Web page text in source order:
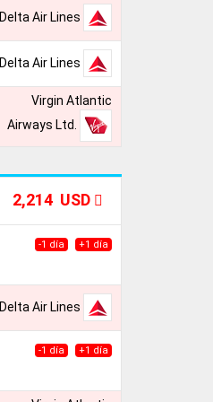
Delta Air Lines
Delta Air Lines
Virgin Atlantic
Airways Ltd.
2,214 USD
-1 día +1 día
Delta Air Lines
-1 día +1 día